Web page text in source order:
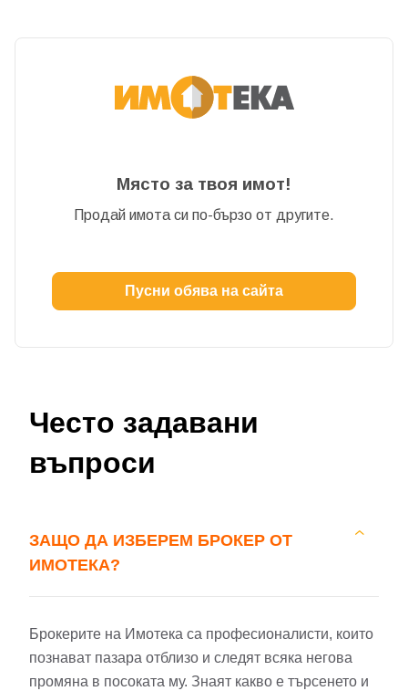
Вход
Вход като гост
или използвай профил
Място за твоя имот!
Продай имота си по-бързо от другите.
Пусни обява на сайта
Често задавани
въпроси
ЗАЩО ДА ИЗБЕРЕМ БРОКЕР ОТ
ИМОТЕКА?
Брокерите на Имотека са професионалисти, които
познават пазара отблизо и следят всяка негова
промяна в посоката му. Знаят какво е търсенето и